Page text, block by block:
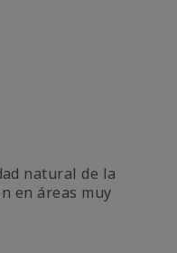
natural de la
en áreas muy